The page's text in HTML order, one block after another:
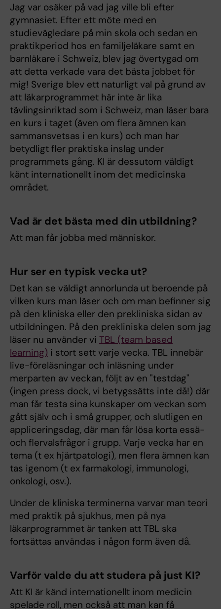
Jag var osäker på vad jag ville bli efter
gymnasiet. Efter ett möte med en
studievägledare på min skola och sedan en
praktikperiod hos en familjeläkare samt en
barnläkare i Schweiz, blev jag övertygad om
att detta verkade vara det bästa jobbet för
mig! Sverige blev ett naturligt val på grund av
att läkarprogrammet här inte är lika
tävlingsinriktad som i Schweiz, man läser bara
en kurs i taget (även om flera ämnen kan
sammansvetsas i en kurs) och man har
betydligt fler praktiska inslag under
programmets gång. KI är dessutom väldigt
känt internationellt inom det medicinska
området.
Vad är det bästa med din utbildning?
Att man får jobba med människor.
Hur ser en typisk vecka ut?
Det kan se väldigt annorlunda ut beroende på
vilken kurs man läser och om man befinner sig
på den kliniska eller den prekliniska sidan av
utbildningen. På den prekliniska delen som jag
läser nu använder vi TBL (team based
learning) i stort sett varje vecka. TBL innebär
live-föreläsningar och inläsning under
merparten av veckan, följt av en "testdag"
(ingen press dock, vi betygssätts inte då!) där
man får testa sina kunskaper om veckan som
gått själv och i små grupper, och slutligen en
appliceringsdag, där man får lösa korta essä-
och flervalsfrågor i grupp. Varje vecka har en
tema (t ex hjärtpatologi), men flera ämnen kan
tas igenom (t ex farmakologi, immunologi,
onkologi, osv.).
Under de kliniska terminerna varvar man teori
med praktik på sjukhus, men på nya
läkarprogrammet är tanken att TBL ska
fortsättas användas i någon form även då.
Varför valde du att studera på just KI?
Att KI är känd internationellt inom medicin
spelade roll, men också att man kan få